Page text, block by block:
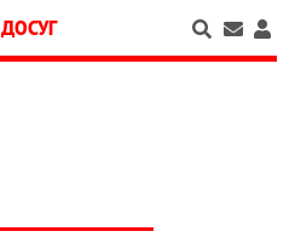
ДОСУГ